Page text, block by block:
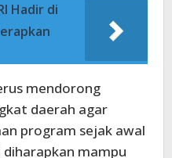
Hadir di
mendorong
daerah agar
program sejak awal
mampu